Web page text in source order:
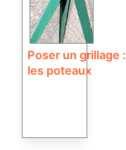
Poser un grillage :
les poteaux